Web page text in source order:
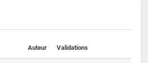
Auteur Validations